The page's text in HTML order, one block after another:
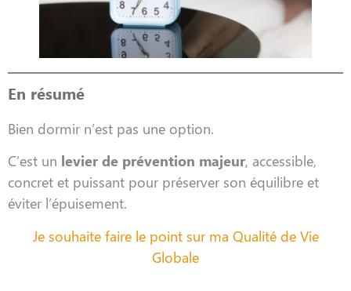
En résumé
Bien dormir n’est pas une option.
C’est un levier de prévention majeur, accessible,
concret et puissant pour préserver son équilibre et
éviter l’épuisement.
Je souhaite faire le point sur ma Qualité de Vie
Globale